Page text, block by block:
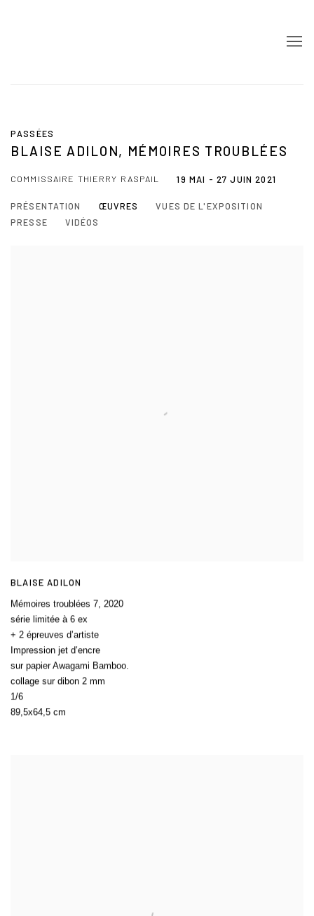
PASSÉES
BLAISE ADILON, MÉMOIRES TROUBLÉES
COMMISSAIRE THIERRY RASPAIL 19 MAI - 27 JUIN 2021
PRÉSENTATION ŒUVRES
VUES DE L'EXPOSITION
PRESSE
VIDÉOS
BLAISE ADILON
Mémoires troublées 7, 2020
série limitée à 6 ex
+ 2 épreuves d’artiste
Impression jet d’encre
sur papier Awagami Bamboo.
collage sur dibon 2 mm
1/6
89,5x64,5 cm